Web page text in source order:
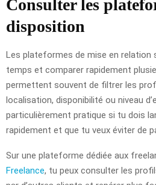
Consulter les
disposition
Les plateformes de mise en relation
temps et comparer rapidement
permettent souvent de filtrer les
localisation, disponibilité ou niveau
particulièrement pratique si tu dois
rapidement et que tu veux éviter de
Sur une plateforme dédiée aux
Freelance, tu peux consulter les